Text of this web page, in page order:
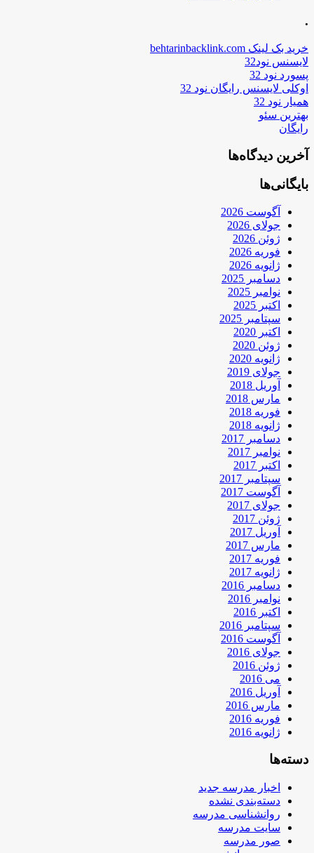
.
خرید بک لینک behtarinbacklink.com
لایسنس نود32
پسورد نود 32
اوکلی لایسنس رایگان نود 32
همیار نود 32
بهترین سئو
رایگان
آخرین دیدگاه‌ها
بایگانی‌ها
آگوست 2026
جولای 2026
ژوئن 2026
فوریه 2026
ژانویه 2026
دسامبر 2025
نوامبر 2025
اکتبر 2025
سپتامبر 2025
اکتبر 2020
ژوئن 2020
ژانویه 2020
جولای 2019
آوریل 2018
مارس 2018
فوریه 2018
ژانویه 2018
دسامبر 2017
نوامبر 2017
اکتبر 2017
سپتامبر 2017
آگوست 2017
جولای 2017
ژوئن 2017
آوریل 2017
مارس 2017
فوریه 2017
ژانویه 2017
دسامبر 2016
نوامبر 2016
اکتبر 2016
سپتامبر 2016
آگوست 2016
جولای 2016
ژوئن 2016
می 2016
آوریل 2016
مارس 2016
فوریه 2016
ژانویه 2016
دسته‌ها
اخبار مدرسه جدید
دسته‌بندی نشده
روانشناسی مدرسه
سایت مدرسه
صور مدرسه